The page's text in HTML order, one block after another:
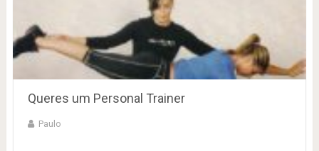
Queres um Personal Trainer
Paulo